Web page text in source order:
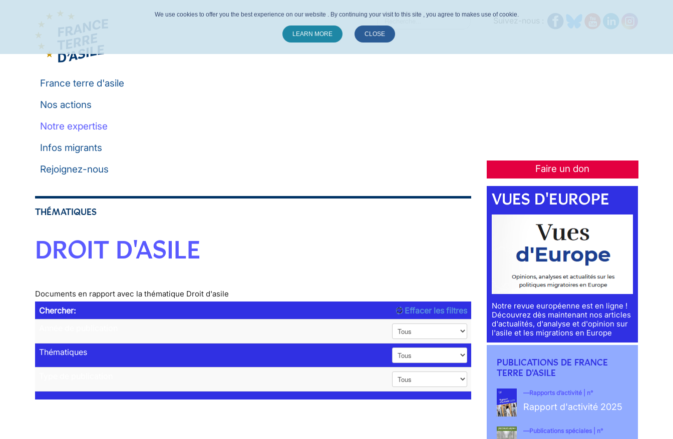
France terre d'asile
Nos actions
Notre expertise
Infos migrants
Faire un don
Rejoignez-nous
THÉMATIQUES
DROIT D'ASILE
Documents en rapport avec la thématique Droit d'asile
Chercher:
Effacer les filtres
Thématiques
VUES D'EUROPE
Notre revue européenne est en ligne !
Découvrez dès maintenant nos articles
d'actualités, d'analyse et d'opinion sur
l'asile et les migrations en Europe
PUBLICATIONS DE FRANCE
TERRE D'ASILE
Rapports d’activité | n°
Rapport d'activité 2025
Publications spéciales | n°
We use cookies to offer you the best experience on our website . By continuing your visit to this site , you agree to makes use of cookie.
LEARN MORE CLOSE